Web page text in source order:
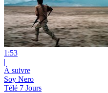
1:53
|
À suivre
Soy Nero
Télé 7 Jours